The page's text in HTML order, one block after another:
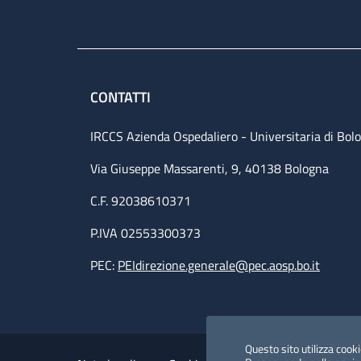
Questo sito utilizza
CONTATTI
IRCCS Azienda Ospedaliero - Universitaria di
Via Giuseppe Massarenti, 9, 40138 Bologna
C.F. 92038610371
P.IVA 02553300373
PEC: PEIdirezione.generale@pec.aosp.bo.it
Useful links section